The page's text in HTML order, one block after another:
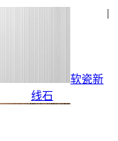
软瓷新
线石
|